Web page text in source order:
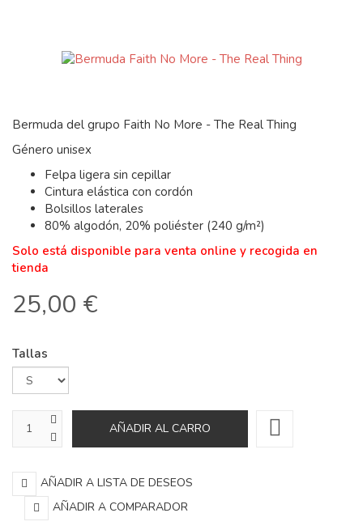
Bermuda del grupo Faith No More - The Real Thing
Género unisex
Felpa ligera sin cepillar
Cintura elástica con cordón
Bolsillos laterales
80% algodón, 20% poliéster (240 g/m²)
Solo está disponible para venta online y recogida en
tienda
25,00 €
Tallas
AÑADIR A LISTA DE DESEOS
AÑADIR A COMPARADOR